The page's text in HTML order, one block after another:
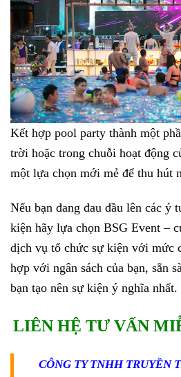
Kết hợp pool party thành một
trời hoặc trong chuỗi hoạt động
một lựa chọn mới mẻ để thu hút
Nếu bạn đang đau đầu lên các ý
kiện hãy lựa chọn BSG Event –
dịch vụ tổ chức sự kiện với mức
hợp với ngân sách của bạn, sẵn
bạn tạo nên sự kiện ý nghĩa nhất.
LIÊN HỆ TƯ VẤN
CÔNG TY TNHH TRUYỀN